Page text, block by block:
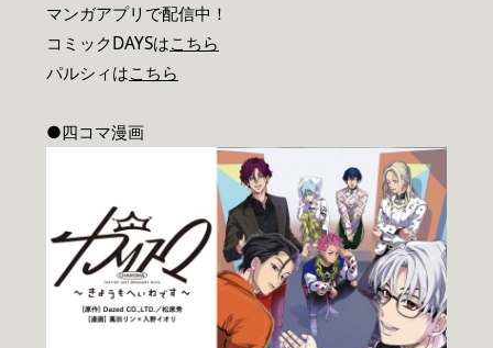
マンガアプリで配信中！
コミックDAYSはこちら
パルシィはこちら
●四コマ漫画